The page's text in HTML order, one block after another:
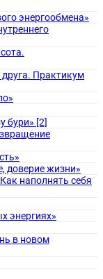
энергообмена»
Практикум
бури» [2]
доверие жизни»
наполнять себя
энергиях»
в новом